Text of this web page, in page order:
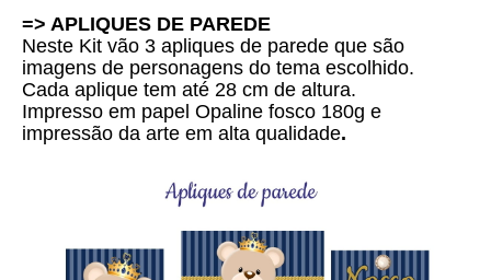
=> APLIQUES DE PAREDE
Neste Kit vão 3 apliques de parede que são
imagens de personagens do tema escolhido.
Cada aplique tem até 28 cm de altura.
Impresso em papel Opaline fosco 180g e
impressão da arte em alta qualidade.